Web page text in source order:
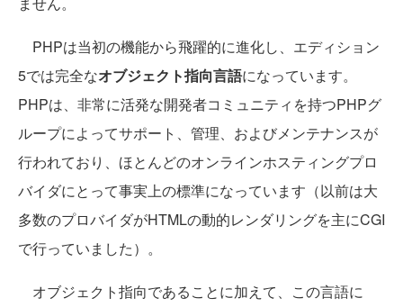
PHPは当初の機能から飛躍的に進化し、エディション
5では完全なオブジェクト指向言語になっています。
PHPは、非常に活発な開発者コミュニティを持つPHPグ
ループによってサポート、管理、およびメンテナンスが
行われており、ほとんどのオンラインホスティングプロ
バイダにとって事実上の標準になっています（以前は大
多数のプロバイダがHTMLの動的レンダリングを主にCGI
で行っていました）。
オブジェクト指向であることに加えて、この言語に